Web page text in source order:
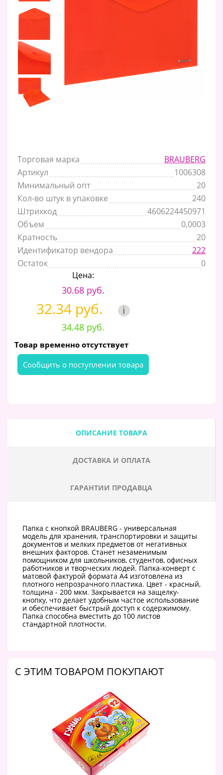
Торговая марка
BRAUBERG
Артикул
1006308
Минимальный опт
20
Кол-во штук в упаковке
240
Штрихкод
4606224450971
Объем
0,0003
Кратность
20
Идентификатор вендора
222
Остаток
0
Цена:
30.68 руб.
32.34 руб. i
34.48 руб.
Товар временно отсутствует
Cообщить о поступлении товара
ОПИСАНИЕ ТОВАРА
ДОСТАВКА И ОПЛАТА
ГАРАНТИИ ПРОДАВЦА
Папка с кнопкой BRAUBERG - универсальная
модель для хранения, транспортировки и защиты
документов и мелких предметов от негативных
внешних факторов. Станет незаменимым
помощником для школьников, студентов, офисных
работников и творческих людей. Папка-конверт с
матовой фактурой формата А4 изготовлена из
плотного непрозрачного пластика. Цвет - красный,
толщина - 200 мкм. Закрывается на защелку-
кнопку, что делает удобным частое использование
и обеспечивает быстрый доступ к содержимому.
Папка способна вместить до 100 листов
стандартной плотности.
C ЭТИМ ТОВАРОМ ПОКУПАЮТ